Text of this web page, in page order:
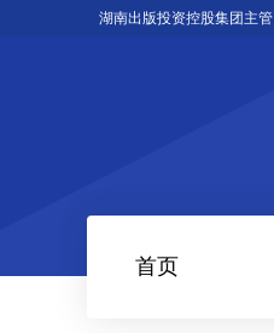
湖南出版投资控股集团主管
首页